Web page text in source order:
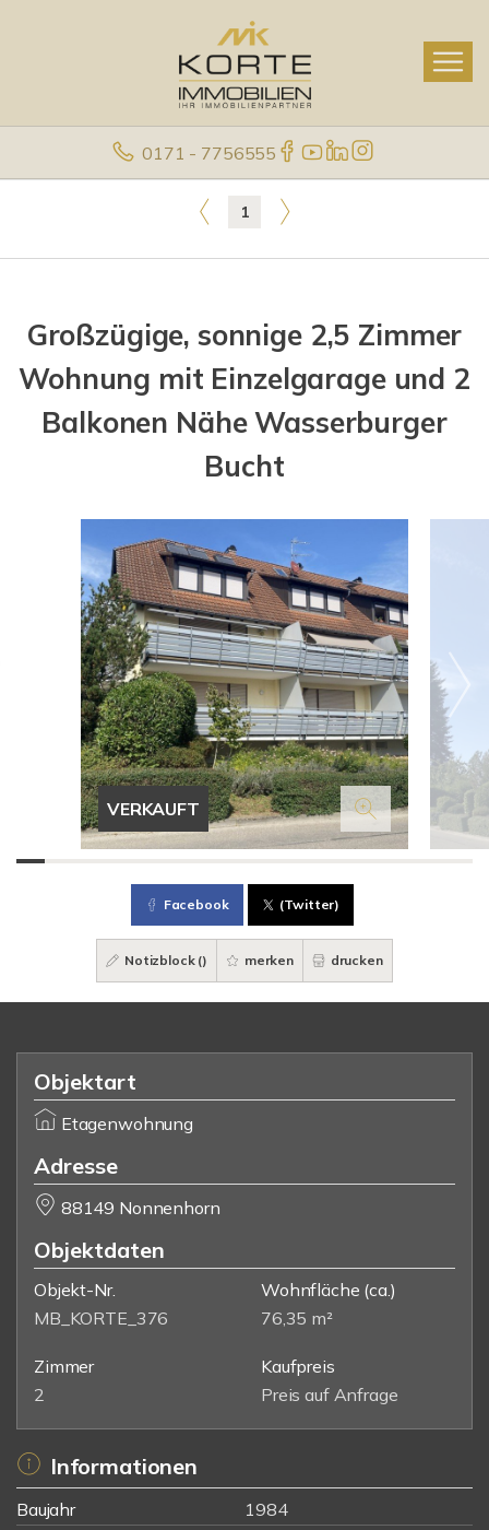
0171 - 7756555
1
Großzügige, sonnige 2,5 Zimmer
Wohnung mit Einzelgarage und 2
Balkonen Nähe Wasserburger
Bucht
VERKAUFT
Facebook (Twitter)
Notizblock () merken drucken
Objektart
Etagenwohnung
Adresse
88149 Nonnenhorn
Objektdaten
Objekt-Nr.
MB_KORTE_376
Wohnfläche (ca.)
76,35 m²
Zimmer
2
Kaufpreis
Preis auf Anfrage
Informationen
Baujahr
1984